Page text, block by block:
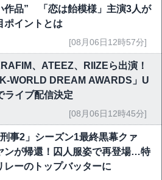
作品” 「恋は飴模様」主演3人が
ポイントとは
[08月06日12時57分]
、ATEEZ、RIIZEら出演！
K-WORLD DREAM AWARDS」U
ライブ配信決定
[08月06日12時45分]
刑事2」シーズン1最終黒幕クァ
ンが帰還！囚人服姿で再登場…特
レーのトップバッターに